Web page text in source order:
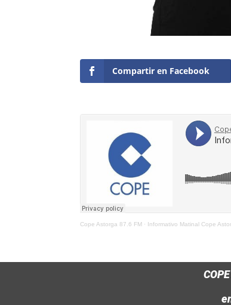
Compartir en Facebook
Cope Astorga 87.6 FM · Informativo Matinal Cope